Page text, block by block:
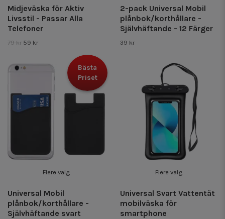
Midjeväska för Aktiv
Livsstil - Passar Alla
Telefoner
79 kr 59 kr
2-pack Universal Mobil
plånbok/korthållare -
Självhäftande - 12 Färger
39 kr
Bästa
Priset
Flere valg
Universal Mobil
plånbok/korthållare -
Självhäftande svart
Flere valg
Universal Svart Vattentät
mobilväska för
smartphone